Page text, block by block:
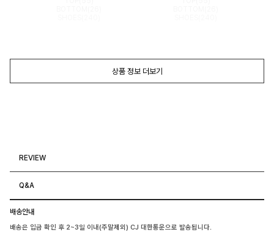
상품 정보 더보기
REVIEW
Q&A
배송안내
배송은 입금 확인 후 2~3일 이내(주말제외) CJ 대한통운으로 발송됩니다.